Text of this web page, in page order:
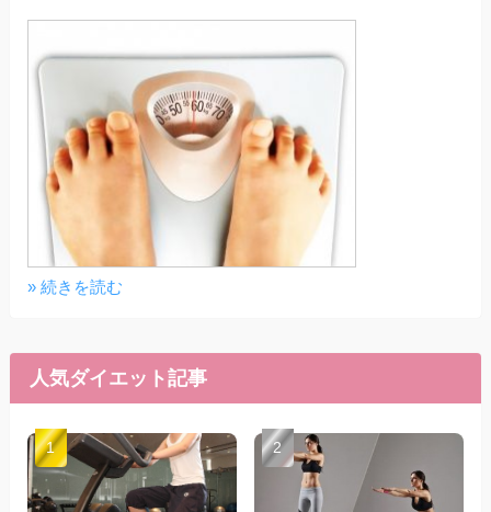
» 続きを読む
人気ダイエット記事